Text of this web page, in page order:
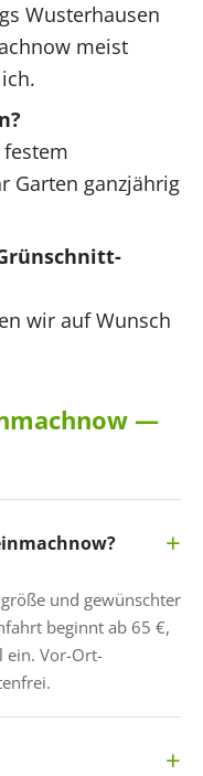
Wusterhausen
meist
Garten ganzjährig
wir auf Wunsch
—
und gewünschter
beginnt ab 65 €,
ein. Vor-Ort-